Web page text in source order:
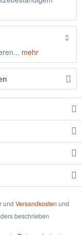
mehr
und Versandkosten und
beschrieben